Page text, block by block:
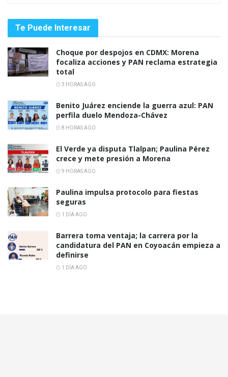
Te Puede Interesar
Choque por despojos en CDMX: Morena
focaliza acciones y PAN reclama estrategia
total
3 HORAS AGO
Benito Juárez enciende la guerra azul: PAN
perfila duelo Mendoza-Chávez
8 HORAS AGO
El Verde ya disputa Tlalpan; Paulina Pérez
crece y mete presión a Morena
9 HORAS AGO
Paulina impulsa protocolo para fiestas
seguras
1 DÍA AGO
Barrera toma ventaja; la carrera por la
candidatura del PAN en Coyoacán empieza a
definirse
1 DÍA AGO